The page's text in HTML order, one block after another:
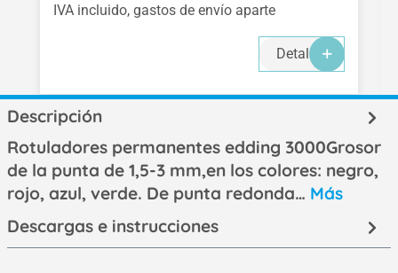
IVA incluido, gastos de envío aparte
Detalles
Descripción
Rotuladores permanentes edding 3000Grosor
de la punta de 1,5-3 mm,en los colores: negro,
rojo, azul, verde. De punta redonda… Más
Descargas e instrucciones